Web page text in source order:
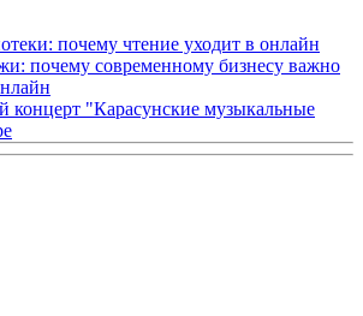
почему чтение уходит в онлайн
почему современному бизнесу важно
концерт "Карасунские музыкальные